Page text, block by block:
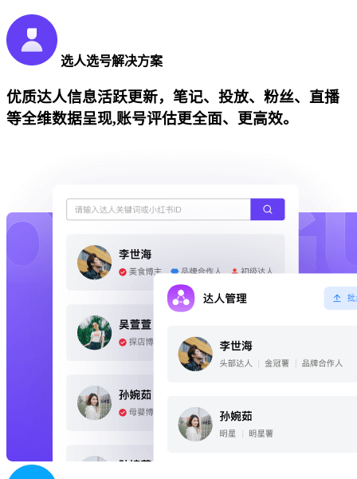
选人选号解决方案
优质达人信息活跃更新，笔记、投放、粉丝、直播
等全维数据呈现,账号评估更全面、更高效。